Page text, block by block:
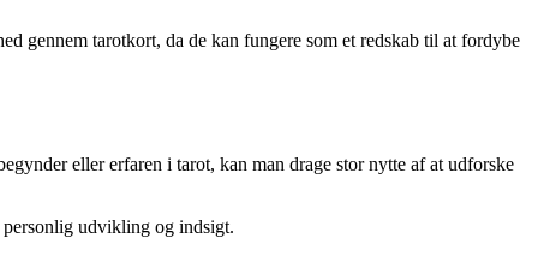
gennem tarotkort, da de kan fungere som et redskab til at fordybe
eller erfaren i tarot, kan man drage stor nytte af at udforske
udvikling og indsigt.